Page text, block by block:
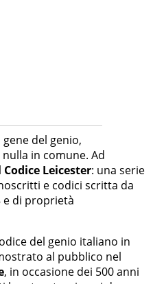
del genio,
in comune. Ad
Codice Leicester: una serie
e codici scritta da
e di proprietà
del genio italiano in
al pubblico nel
, in occasione dei 500 anni